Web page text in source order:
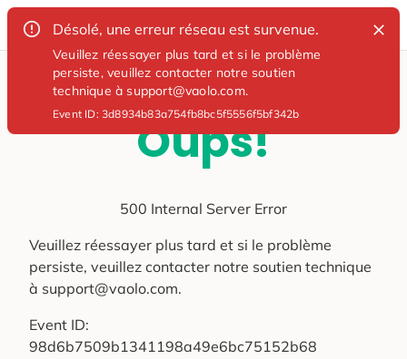
Désolé, une erreur réseau est survenue.
Veuillez réessayer plus tard et si le problème
persiste, veuillez contacter notre soutien
technique à support@vaolo.com.
Event ID:3d8934b83a754fb8bc5f5556f5bf342b
Oups!
500 Internal Server Error
Veuillez réessayer plus tard et si le problème
persiste, veuillez contacter notre soutien technique
à support@vaolo.com.
Event ID:
98d6b7509b1341198a49e6bc75152b68